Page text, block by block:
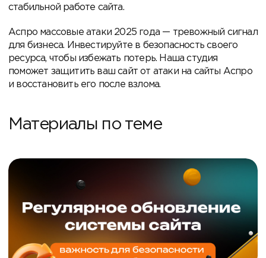
стабильной работе сайта.
Аспро массовые атаки 2025 года — тревожный сигнал
для бизнеса. Инвестируйте в безопасность своего
ресурса, чтобы избежать потерь. Наша студия
поможет защитить ваш сайт от атаки на сайты Аспро
и восстановить его после взлома.
Материалы по теме